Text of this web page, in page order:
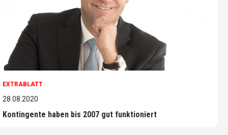
EXTRABLATT
28.08.2020
Kontingente haben bis 2007 gut funktioniert